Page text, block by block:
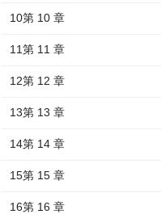
10第 10 章
11第 11 章
12第 12 章
13第 13 章
14第 14 章
15第 15 章
16第 16 章